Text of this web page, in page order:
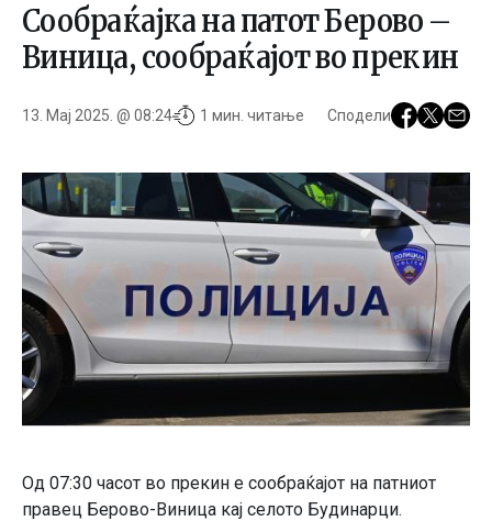
Сообраќајка на патот Берово –
Виница, сообраќајот во прекин
13. Мај 2025. @ 08:24 1 мин. читање Сподели
Од 07:30 часот во прекин е сообраќајот на патниот
правец Берово-Виница кај селото Будинарци.